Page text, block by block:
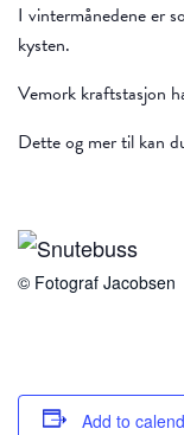
I vintermånedene er
kysten.
Vemork kraftstasjon
Dette og mer til kan
© Fotograf Jacobsen
Add to